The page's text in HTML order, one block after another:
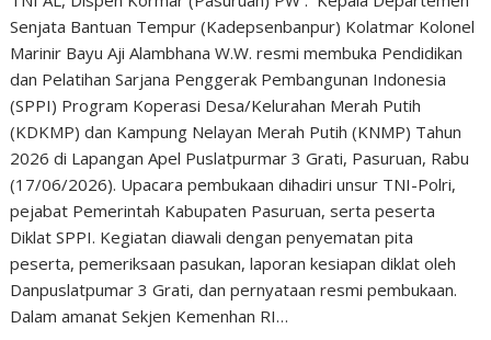
Senjata Bantuan Tempur (Kadepsenbanpur) Kolatmar Kolonel
Marinir Bayu Aji Alambhana W.W. resmi membuka Pendidikan
dan Pelatihan Sarjana Penggerak Pembangunan Indonesia
(SPPI) Program Koperasi Desa/Kelurahan Merah Putih
(KDKMP) dan Kampung Nelayan Merah Putih (KNMP) Tahun
2026 di Lapangan Apel Puslatpurmar 3 Grati, Pasuruan, Rabu
(17/06/2026). Upacara pembukaan dihadiri unsur TNI-Polri,
pejabat Pemerintah Kabupaten Pasuruan, serta peserta
Diklat SPPI. Kegiatan diawali dengan penyematan pita
peserta, pemeriksaan pasukan, laporan kesiapan diklat oleh
Danpuslatpumar 3 Grati, dan pernyataan resmi pembukaan.
Dalam amanat Sekjen Kemenhan RI…